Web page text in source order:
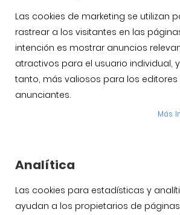
Las cookies de marketing se utilizan
rastrear a los visitantes en las
intención es mostrar anuncios
atractivos para el usuario individual,
tanto, más valiosos para los editores
anunciantes.
Más
Analítica
Las cookies para estadísticas y
ayudan a los propietarios de